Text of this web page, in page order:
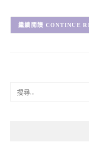
CONTINUE